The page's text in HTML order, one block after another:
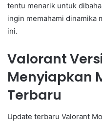
tentu menarik untuk
ingin memahami dinamika
ini.
Valorant
Menyiapkan
Terbaru
Update terbaru Valorant